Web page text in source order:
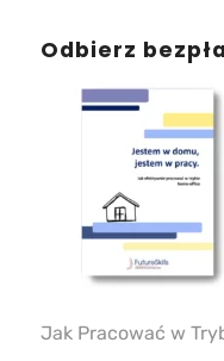
Odbierz
Jak Pracować w